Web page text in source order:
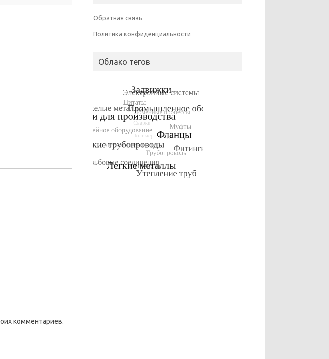
комментариев.
Обратная связь
Политика конфиденциальности
Облако тегов